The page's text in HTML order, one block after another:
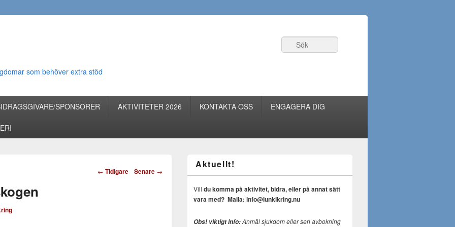
som behöver extra stöd
SPONSORER AKTIVITETER 2026 KONTAKTA OSS ENGAGERA DIG
Inläggsnavigering
← Tidigare Senare →
Aktuellt!
Vill du komma på aktivitet, bidra, eller på annat sätt
vara med? Maila: info@lunkikring.nu
Obs! viktigt info:Anmäl sjukdom eller sen avbokning